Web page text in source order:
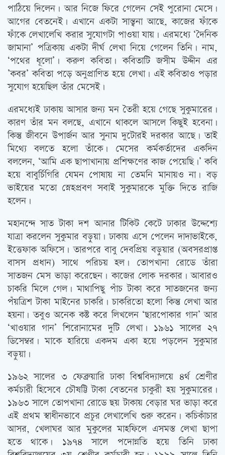
পাঠিয়ে দিলেন। আর নিজে ফিরে গেলেন সেই পুরোনা মেসে।
আগের বেতনেই। এখানে একটা সান্ত্বনা আছে, কাজের ফাঁকে
ফাঁকে লেখালেখি করার সুযোগটা পাওয়া যায়। এরমধ্যে ‘দৈনিক
জামানা’ পত্রিকায় একটা দীর্ঘ লেখা নিয়ে গেলেন তিনি। নাম,
‘পথের ধূলো’। করুণ কবিতা। কবিতাটি জসীম উদ্দীন এর
‌’কবর’ কবিতা পড়ে অনুপ্রাণিত হয়ে লেখা। এই কবিতাও পড়ার
সুযোগ হয়েছিল তাঁর মেসেই।
এরমধ্যেই ঢাকায় আসার জন্য মন তৈরী হয়ে গেছে সুকুমারের।
কারণ তাঁর মন বলছে, এখানে থাকলে আসলে কিছুই হবেনা।
কিন্তু জীবনে উপার্জন আর সুনাম দুটোরই দরকার আছে। তাই
মিথ্যে বলতে হলো তাঁকে। মেসের কর্মকর্তাদের একদিন
বললেন, ‘আমি এক ছাপাখানায় প্রশিক্ষণের কাজ পেয়েছি।’ কবি
হয়ে বাবুর্চিগিরি যেমন পোষায় না তেমনি মানায়ও না। বড়
ভাইয়ের মতো স্নেহপ্রবণ সবাই সুকুমারকে মুক্তি দিতে রাজি
হলেন।
মহানন্দে সাত টাকা দশ আনার টিকিট কেটে ঢাকার উদ্দেশ্যে
যাত্রা করলেন সুকুমার বড়ুয়া। ঢাকায় এসে পেলেন দাদাভাইকে,
ইত্তেফাক অফিসে। তারপরে বাবু দেবপ্রিয় বড়ুয়ার (অবসরপ্রাপ্ত
বাসস প্রধান) সাথে পরিচয় হল। তোপখানা রোডে তাঁরা
সাতজন মেস ভাড়া করেছেন। কাজের লোক দরকার। আবারও
চাকরি মিলে গেল। মাথাপিছু পাঁচ টাকা করে সাতজনের জন্য
পঁয়ত্রিশ টাকা মাইনের চাকরি। চাকরিতো হলো কিন্তু লেখা আর
হয়না। তবুও অনেক কষ্ট করে লিখলেন ‘ছারপোকার গান’ আর
‘খাওয়ার গান’ শিরোনামের দুটি লেখা। ১৯৬১ সালের ২৭
ডিসেম্বর। মাকে হারিয়ে একদম একা হয়ে পড়লেন সুকুমার
বড়ুয়া।
১৯৬২ সালের ৩ ফেব্রুয়ারি ঢাকা বিশ্ববিদ্যালয়ে ৪র্থ শ্রেণীর
কর্মচারী হিসেবে চৌষট্টি টাকা বেতনের চাকুরী হয় সুকুমারের।
১৯৬৩ সালে তোপখানা রোডে ছয় টাকায় বেড়ার ঘর ভাড়া করে
এই প্রথম স্বাধীনভাবে প্রচুর লেখালেখি শুরু করেন। কচিকাঁচার
আসর, খেলাঘর আর মুকুলের মাহফিলে এসমস্ত লেখা ছাপা
হতে থাকে। ১৯৭৪ সালে পদোন্নতি হয়ে তিনি ঢাকা